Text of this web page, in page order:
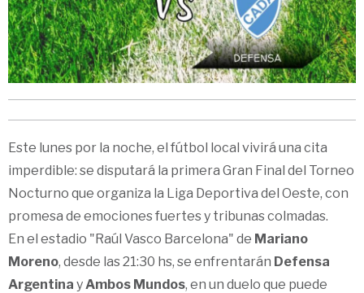
Este lunes por la noche, el fútbol local vivirá una cita
imperdible: se disputará la primera Gran Final del Torneo
Nocturno que organiza la Liga Deportiva del Oeste, con
promesa de emociones fuertes y tribunas colmadas.
En el estadio "Raúl Vasco Barcelona" de Mariano
Moreno, desde las 21:30 hs, se enfrentarán Defensa
Argentina yAmbos Mundos, en un duelo que puede